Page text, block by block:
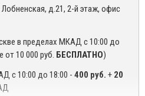
д.21, 2-й этаж, офис
в пределах МКАД с 10:00 до
от 10 000 руб. БЕСПЛАТНО)
с 10:00 до 18:00 - 400 руб. + 20